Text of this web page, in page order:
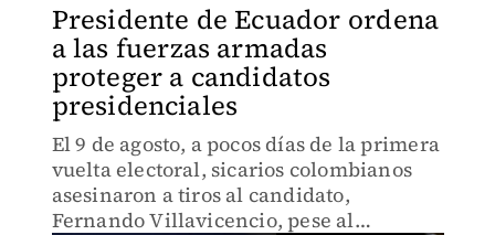
Presidente de Ecuador ordena
a las fuerzas armadas
proteger a candidatos
presidenciales
El 9 de agosto, a pocos días de la primera
vuelta electoral, sicarios colombianos
asesinaron a tiros al candidato,
Fernando Villavicencio, pese al